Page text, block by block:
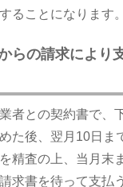
ることになります。
の請求により
者との契約書で、
た後、翌月10日ま
精査の上、当月末
求書を待って支払